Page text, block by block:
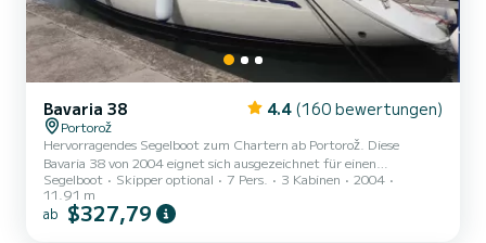
Bavaria 38 4.4 (160 bewertungen)
Portorož
Hervorragendes Segelboot zum Chartern ab Portorož. Diese
Bavaria 38 von 2004 eignet sich ausgezeichnet für einen
Bootsurlaub mit Freunden oder Familie. Das Segelboot ist 12
Meter lang und verfügt über 55 PS. Mit seinen 3 Kabinen kann das
Schiff bis zu 7 Personen für einen Törn aufnehmen. Für Ihren
Segelboot Skipper optional 7 Pers. 3 Kabinen
2004
11.91 m
ab $327,79